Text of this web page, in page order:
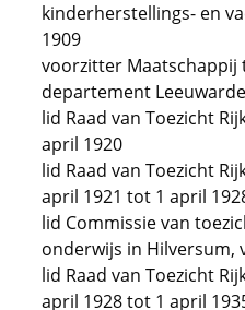
kinderherstellings- en
1909
voorzitter Maatschappij
departement
lid Raad van Toezicht
april 1920
lid Raad van Toezicht
april 1921 tot 1 april
lid Commissie van
onderwijs in Hilversum,
lid Raad van Toezicht
april 1928 tot 1 april